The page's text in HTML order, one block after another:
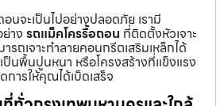
นจะเป็นไปอย่างปลอดภัย เรามี
าง รถแม็คโครรื้อถอน ที่ติดตั้งหัวเจาะ
รถเจาะทำลายคอนกรีตเสริมเหล็กได้
ป็นพื้นปูนหนา หรือโครงสร้างที่แข็งแรง
การให้คุณได้เบ็ดเสร็จ